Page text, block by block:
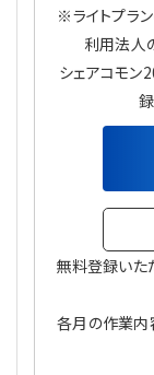
NEWS・
【連載】オピ
【連載】会計相
【連載】公益
【連載】公益
【連載】公益
【連載】事例
【連載】シェ
【連載】シェ
【連載】実務
【連載】事務
【連載】テー
【連載】悩み
登録案内
専門誌一覧
プライバシーポリ
※ライトプラ
利用法人
シェアコモン
無料登録いた
各月の作業内